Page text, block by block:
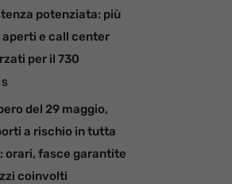
potenziata: più
e call center
per il 730
del 29 maggio,
a rischio in tutta
orari, fasce garantite
coinvolti